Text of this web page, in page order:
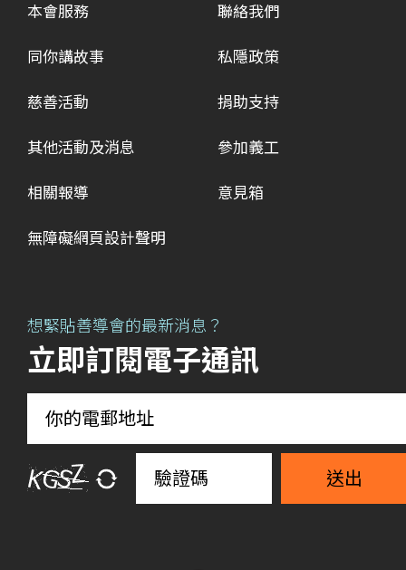
本會服務
同你講故事
慈善活動
其他活動及消息
相關報導
聯絡我們
私隱政策
捐助支持
參加義工
意見箱
無障礙網頁設計聲明
想緊貼善導會的最新消息？
立即訂閱電子通訊
送出